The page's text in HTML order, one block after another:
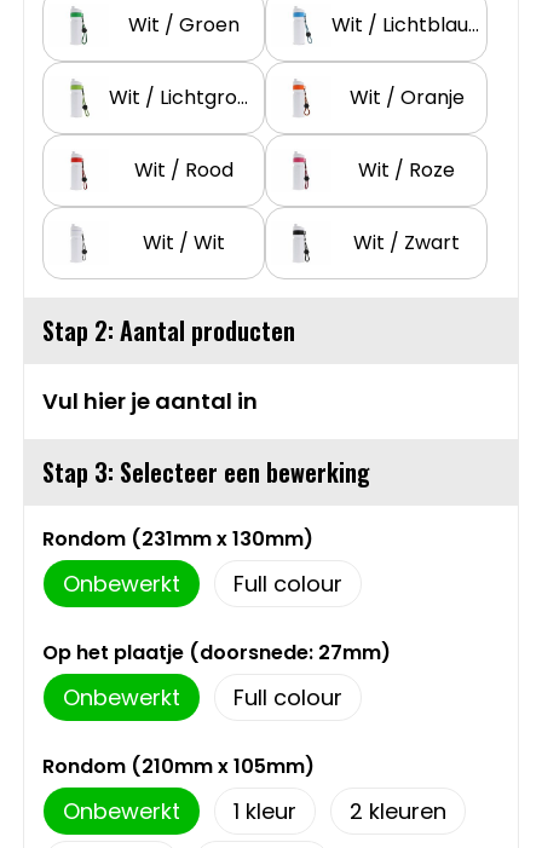
Sweaters
T-Shirts
Vesten
Schoenen
Gilets
Matrozentassen
Opbergtassen
Opvouwbare tassen
Papieren tassen
Picknicktassen en manden
Reistassen
Reistassensets
Rugzakken
Schoudertassen
Sporttassen
Strandtassen
Waterbestendige tassen
Wit / Groen Wit / Lichtblauw
Wit / Lichtgroen Wit / Oranje
Wit / Rood Wit / Roze
Wit / Wit Wit / Zwart
Stap 2: Aantal producten
Vul hier je aantal in
Stap 3: Selecteer een bewerking
Rondom (231mm x 130mm)
Onbewerkt Full colour
Op het plaatje (doorsnede: 27mm)
Onbewerkt Full colour
Rondom (210mm x 105mm)
Onbewerkt 1
2